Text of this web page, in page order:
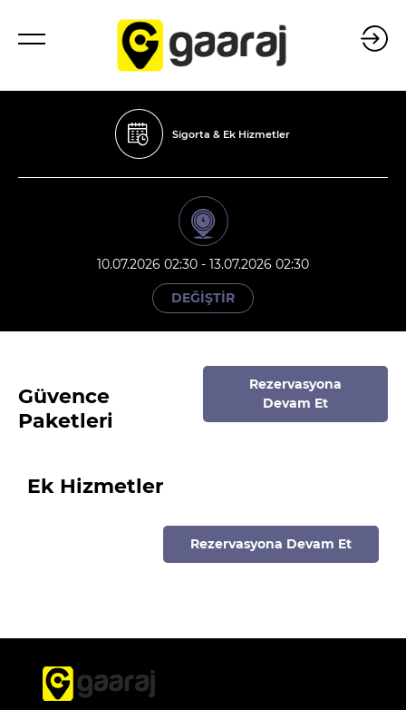
Sigorta & Ek Hizmetler
10.07.2026 02:30 - 13.07.2026 02:30
DEĞİŞTİR
Güvence
Paketleri
Rezervasyona
Devam Et
Ek Hizmetler
Rezervasyona Devam Et